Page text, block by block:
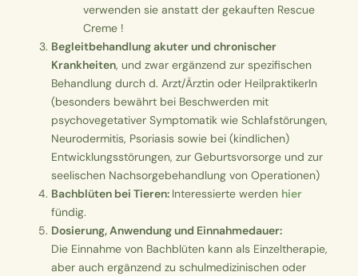
verwenden sie anstatt der gekauften Rescue
Creme !
Begleitbehandlung akuter und chronischer
Krankheiten, und zwar ergänzend zur spezifischen
Behandlung durch d. Arzt/Ärztin oder HeilpraktikerIn
(besonders bewährt bei Beschwerden mit
psychovegetativer Symptomatik wie Schlafstörungen,
Neurodermitis, Psoriasis sowie bei (kindlichen)
Entwicklungsstörungen, zur Geburtsvorsorge und zur
seelischen Nachsorgebehandlung von Operationen)
Bachblüten bei Tieren: Interessierte werden hier
fündig.
Dosierung, Anwendung und Einnahmedauer:
Die Einnahme von Bachblüten kann als Einzeltherapie,
aber auch ergänzend zu schulmedizinischen oder